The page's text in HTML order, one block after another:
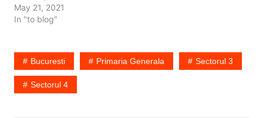
May 21, 2021
In "to blog"
Bucuresti Primaria Generala Sectorul 3
Sectorul 4